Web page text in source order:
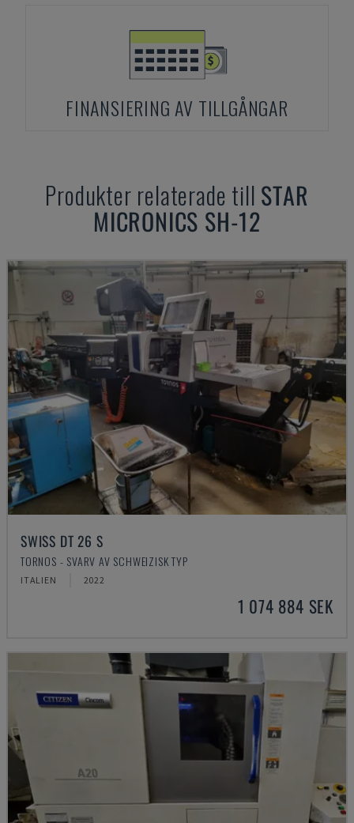
FINANSIERING AV TILLGÅNGAR
Produkter relaterade till STAR
MICRONICS SH-12
SWISS DT 26 S
TORNOS - SVARV AV SCHWEIZISK TYP
ITALIEN 2022
1 074 884 SEK